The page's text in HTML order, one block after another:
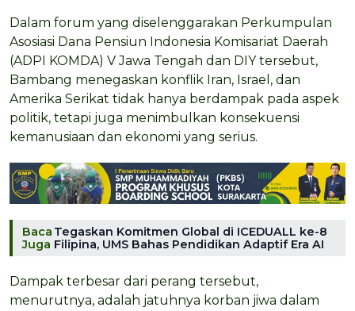
Dalam forum yang diselenggarakan Perkumpulan
Asosiasi Dana Pensiun Indonesia Komisariat Daerah
(ADPI KOMDA) V Jawa Tengah dan DIY tersebut,
Bambang menegaskan konflik Iran, Israel, dan
Amerika Serikat tidak hanya berdampak pada aspek
politik, tetapi juga menimbulkan konsekuensi
kemanusiaan dan ekonomi yang serius.
Baca
Juga
Tegaskan Komitmen Global di ICEDUALL ke-8
Filipina, UMS Bahas Pendidikan Adaptif Era AI
Dampak terbesar dari perang tersebut,
menurutnya, adalah jatuhnya korban jiwa dalam